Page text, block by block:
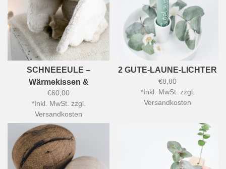
SCHNEEEULE –
Wärmekissen &
Kuscheltier
€60,00
*Inkl. MwSt. zzgl.
Versandkosten
2 GUTE-LAUNE-LICHTER
€8,80
*Inkl. MwSt. zzgl.
Versandkosten